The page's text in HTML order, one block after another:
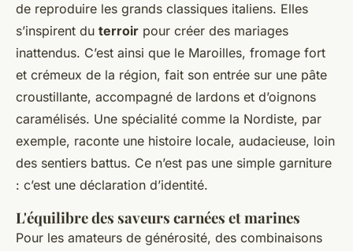
de reproduire les grands classiques italiens. Elles
s’inspirent du terroir pour créer des mariages
inattendus. C’est ainsi que le Maroilles, fromage fort
et crémeux de la région, fait son entrée sur une pâte
croustillante, accompagné de lardons et d’oignons
caramélisés. Une spécialité comme la Nordiste, par
exemple, raconte une histoire locale, audacieuse, loin
des sentiers battus. Ce n’est pas une simple garniture
: c’est une déclaration d’identité.
L'équilibre des saveurs carnées et marines
Pour les amateurs de générosité, des combinaisons